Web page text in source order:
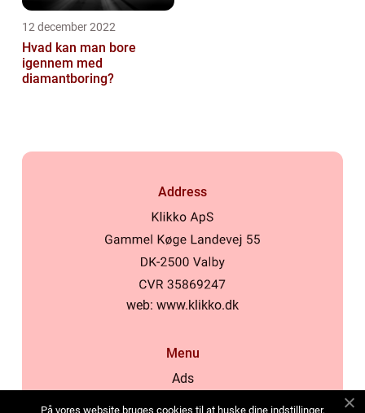
12 december 2022
Hvad kan man bore
igennem med
diamantboring?
Address
web: www.klikko.dk
Menu
Ads
På vores website bruges cookies til at huske dine indstillinger,